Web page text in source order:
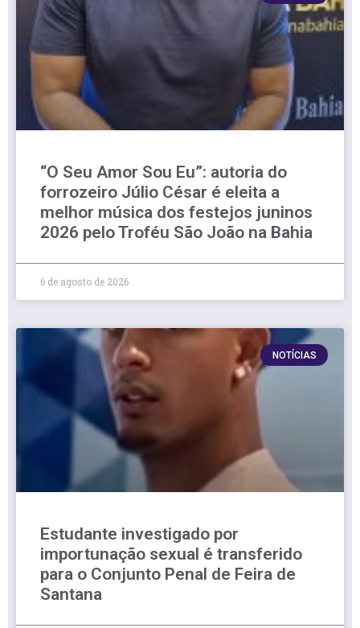
“O Seu Amor Sou Eu”: autoria do
forrozeiro Júlio César é eleita a
melhor música dos festejos juninos
2026 pelo Troféu São João na Bahia
6 de agosto de 2026
NOTÍCIAS
Estudante investigado por
importunação sexual é transferido
para o Conjunto Penal de Feira de
Santana